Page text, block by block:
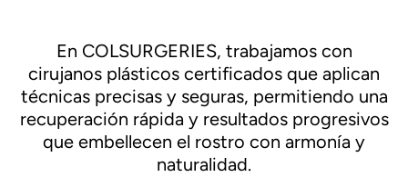
En COLSURGERIES, trabajamos con
cirujanos plásticos certificados que aplican
técnicas precisas y seguras, permitiendo una
recuperación rápida y resultados progresivos
que embellecen el rostro con armonía y
naturalidad.